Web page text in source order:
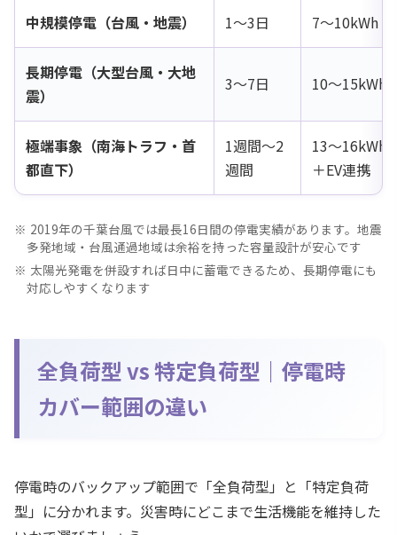
中規模停電（台風・地震） 1〜3日 7〜10kWh
長期停電（大型台風・大地
震）
3〜7日 10〜15kWh
極端事象（南海トラフ・首
都直下）
1週間〜2
週間
13〜16kWh
＋EV連携
2019年の千葉台風では最長16日間の停電実績があります。地震
多発地域・台風通過地域は余裕を持った容量設計が安心です
太陽光発電を併設すれば日中に蓄電できるため、長期停電にも
対応しやすくなります
全負荷型 vs 特定負荷型｜停電時
カバー範囲の違い
停電時のバックアップ範囲で「全負荷型」と「特定負荷
型」に分かれます。災害時にどこまで生活機能を維持した